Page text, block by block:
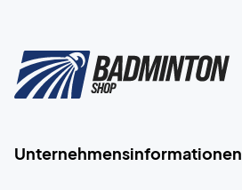
Unternehmensinformationen